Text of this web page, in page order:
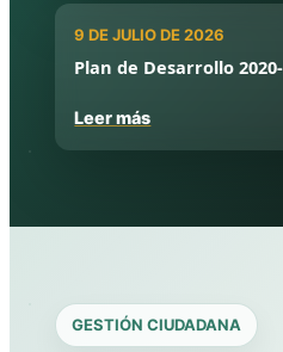
9 DE JULIO DE 2026
Plan de Desarrollo
Leer más
GESTIÓN CIUDADANA